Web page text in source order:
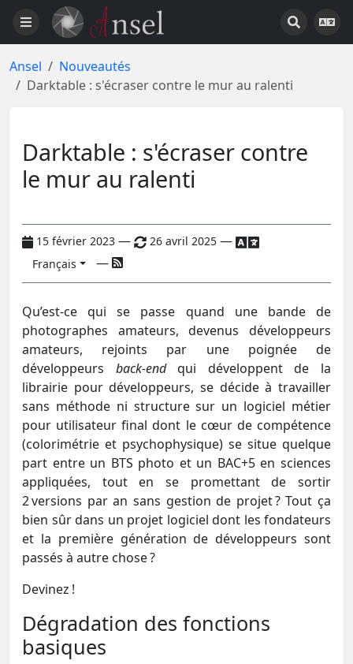
Ansel
Nouveautés
Darktable : s'écraser contre le mur au ralenti
Darktable : s'écraser contre
le mur au ralenti
15 février 2023 — 26 avril 2025 —
Français —
Qu’est-ce qui se passe quand une bande de
photographes amateurs, devenus développeurs
amateurs, rejoints par une poignée de
développeurs back-endqui développent de la
librairie pour développeurs, se décide à travailler
sans méthode ni structure sur un logiciel métier
pour utilisateur final dont le cœur de compétence
(colorimétrie et psychophysique) se situe quelque
part entre un BTS photo et un BAC+5 en sciences
appliquées, tout en se promettant de sortir
2 versions par an sans gestion de projet ? Tout ça
bien sûr dans un projet logiciel dont les fondateurs
et la première génération de développeurs sont
passés à autre chose ?
Devinez !
Dégradation des fonctions
basiques